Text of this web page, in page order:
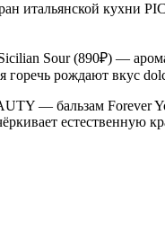
итальянской кухни
Sour (890₽) —
рождают вкус
— бальзам Forever
естественную